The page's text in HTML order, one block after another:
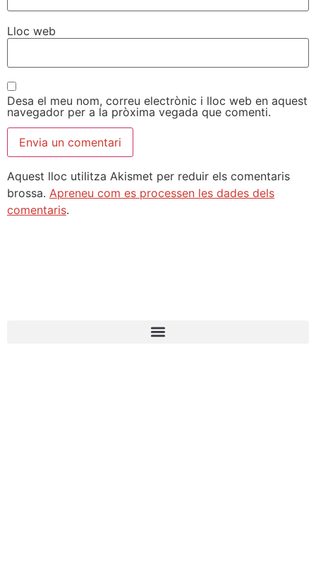
Lloc web
Desa el meu nom, correu electrònic i lloc web en aquest
navegador per a la pròxima vegada que comenti.
Aquest lloc utilitza Akismet per reduir els comentaris
brossa. Apreneu com es processen les dades dels
comentaris.